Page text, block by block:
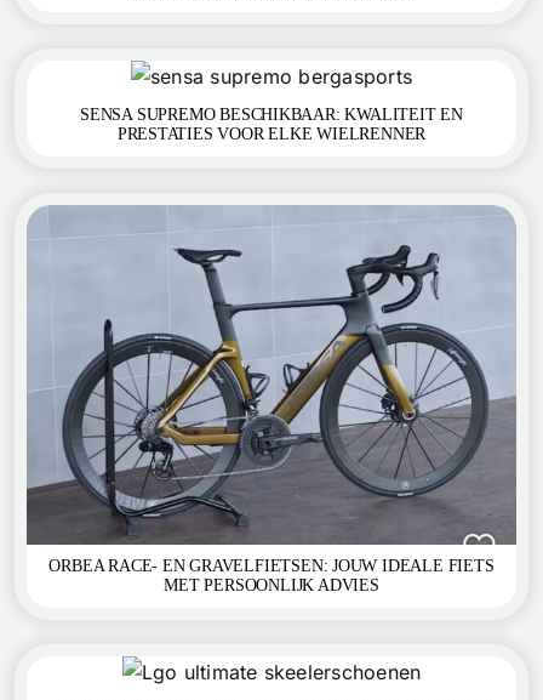
SENSA SUPREMO BESCHIKBAAR: KWALITEIT EN
PRESTATIES VOOR ELKE WIELRENNER
ORBEA RACE- EN GRAVELFIETSEN: JOUW IDEALE FIETS
MET PERSOONLIJK ADVIES